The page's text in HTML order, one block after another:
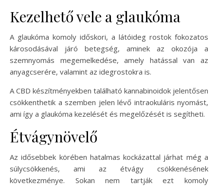
Kezelhető vele a glaukóma
A glaukóma komoly időskori, a látóideg rostok fokozatos
károsodásával járó betegség, aminek az okozója a
szemnyomás megemelkedése, amely hatással van az
anyagcserére, valamint az idegrostokra is.
A CBD készítményekben található kannabinoidok jelentősen
csökkenthetik a szemben jelen lévő intraokuláris nyomást,
ami így a glaukóma kezelését és megelőzését is segítheti.
Étvágynövelő
Az idősebbek körében hatalmas kockázattal járhat még a
súlycsökkenés, ami az étvágy csökkenésének
következménye. Sokan nem tartják ezt komoly